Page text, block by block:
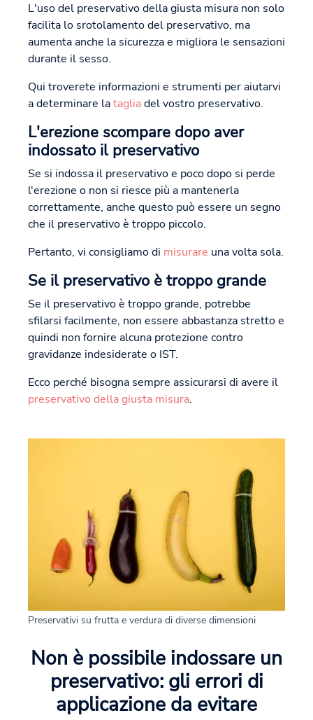
L'uso del preservativo della giusta misura non solo
facilita lo srotolamento del preservativo, ma
aumenta anche la sicurezza e migliora le sensazioni
durante il sesso.
Qui troverete informazioni e strumenti per aiutarvi
a determinare latagliadel vostro preservativo.
L'erezione scompare dopo aver
indossato il preservativo
Se si indossa il preservativo e poco dopo si perde
l'erezione o non si riesce più a mantenerla
correttamente, anche questo può essere un segno
che il preservativo è troppo piccolo.
Pertanto, vi consigliamo di misurare una volta sola.
Se il preservativo è troppo grande
Se il preservativo è troppo grande, potrebbe
sfilarsi facilmente, non essere abbastanza stretto e
quindi non fornire alcuna protezione contro
gravidanze indesiderate o IST.
Ecco perché bisogna sempre assicurarsi di avere il
preservativo della giusta misura.
Preservativi su frutta e verdura di diverse dimensioni
Non è possibile indossare un
preservativo: gli errori di
applicazione da evitare